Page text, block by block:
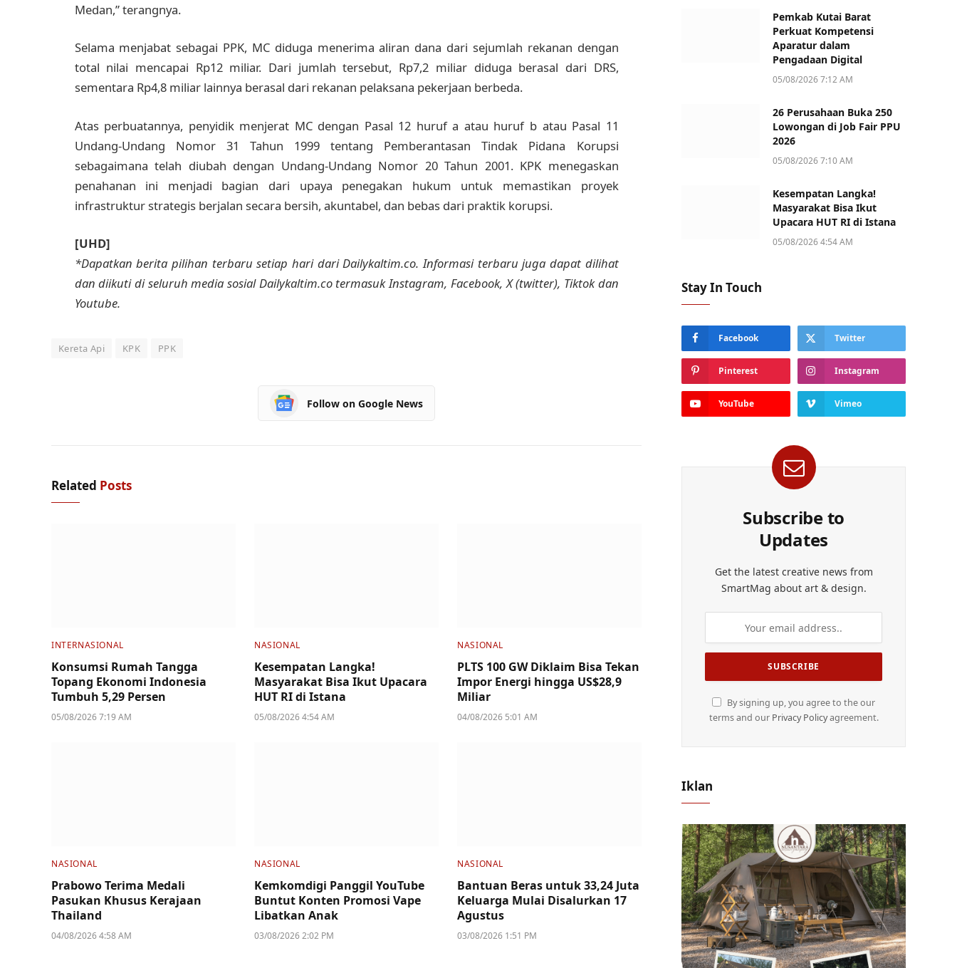
Medan,” terangnya.
Selama menjabat sebagai PPK, MC diduga menerima aliran dana dari sejumlah rekanan dengan
total nilai mencapai Rp12 miliar. Dari jumlah tersebut, Rp7,2 miliar diduga berasal dari DRS,
sementara Rp4,8 miliar lainnya berasal dari rekanan pelaksana pekerjaan berbeda.
Atas perbuatannya, penyidik menjerat MC dengan Pasal 12 huruf a atau huruf b atau Pasal 11
Undang-Undang Nomor 31 Tahun 1999 tentang Pemberantasan Tindak Pidana Korupsi
sebagaimana telah diubah dengan Undang-Undang Nomor 20 Tahun 2001. KPK menegaskan
penahanan ini menjadi bagian dari upaya penegakan hukum untuk memastikan proyek
infrastruktur strategis berjalan secara bersih, akuntabel, dan bebas dari praktik korupsi.
[UHD]
*Dapatkan berita pilihan terbaru setiap hari dari Dailykaltim.co. Informasi terbaru juga dapat dilihat
dan diikuti di seluruh media sosial Dailykaltim.co termasuk Instagram, Facebook, X (twitter), Tiktok dan
Youtube.
Kereta Api KPK PPK
Follow on Google News
Related Posts
INTERNASIONAL
Konsumsi Rumah Tangga
Topang Ekonomi Indonesia
Tumbuh 5,29 Persen
05/08/2026 7:19 AM
NASIONAL
Kesempatan Langka!
Masyarakat Bisa Ikut Upacara
HUT RI di Istana
05/08/2026 4:54 AM
NASIONAL
PLTS 100 GW Diklaim Bisa Tekan
Impor Energi hingga US$28,9
Miliar
04/08/2026 5:01 AM
NASIONAL
Prabowo Terima Medali
Pasukan Khusus Kerajaan
Thailand
04/08/2026 4:58 AM
NASIONAL
Kemkomdigi Panggil YouTube
Buntut Konten Promosi Vape
Libatkan Anak
03/08/2026 2:02 PM
NASIONAL
Bantuan Beras untuk 33,24 Juta
Keluarga Mulai Disalurkan 17
Agustus
03/08/2026 1:51 PM
Pemkab Kutai Barat
Perkuat Kompetensi
Aparatur dalam
Pengadaan Digital
05/08/2026 7:12 AM
26 Perusahaan Buka 250
Lowongan di Job Fair PPU
2026
05/08/2026 7:10 AM
Kesempatan Langka!
Masyarakat Bisa Ikut
Upacara HUT RI di Istana
05/08/2026 4:54 AM
Stay In Touch
Facebook Twitter
Pinterest Instagram
YouTube Vimeo
Subscribe to
Updates
Get the latest creative news from
SmartMag about art & design.
By signing up, you agree to the our
terms and our Privacy Policyagreement.
Iklan